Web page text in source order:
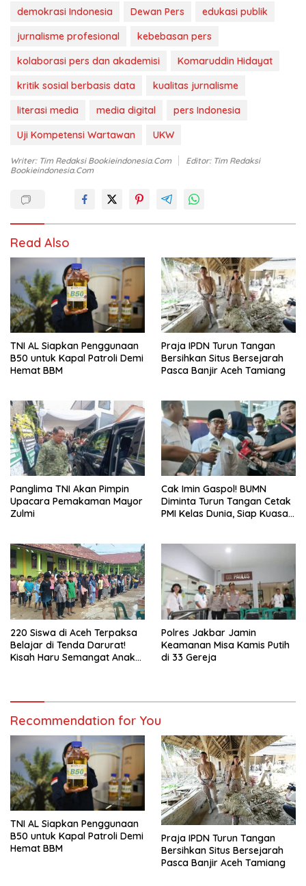
demokrasi Indonesia Dewan Pers
edukasi publik
jurnalisme profesional
kebebasan pers
kolaborasi pers dan akademisi
Komaruddin Hidayat
kritik sosial berbasis data
kualitas jurnalisme
literasi media
media digital
pers Indonesia
Uji Kompetensi Wartawan
UKW
Writer: Tim Redaksi Bookieindonesia.com
Editor: Tim Redaksi
Bookieindonesia.com
Read Also
TNI AL Siapkan Penggunaan
B50 untuk Kapal Patroli Demi
Hemat BBM
Praja IPDN Turun Tangan
Bersihkan Situs Bersejarah
Pasca Banjir Aceh Tamiang
Panglima TNI Akan Pimpin
Upacara Pemakaman Mayor
Zulmi
Cak Imin Gaspol! BUMN
Diminta Turun Tangan Cetak
PMI Kelas Dunia, Siap Kuasai
220 Siswa di Aceh Terpaksa
Belajar di Tenda Darurat!
Kisah Haru Semangat Anak-
Polres Jakbar Jamin
Keamanan Misa Kamis Putih
di 33 Gereja
Recommendation for You
TNI AL Siapkan Penggunaan
B50 untuk Kapal Patroli Demi
Hemat BBM
Praja IPDN Turun Tangan
Bersihkan Situs Bersejarah
Pasca Banjir Aceh Tamiang